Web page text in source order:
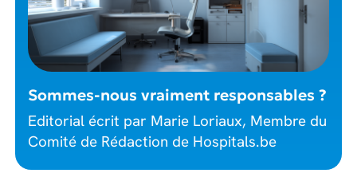
Sommes-nous vraiment responsables ?
Editorial écrit par Marie Loriaux, Membre du
Comité de Rédaction de Hospitals.be